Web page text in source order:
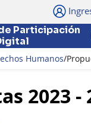
Participación
Humanos/
2023 -